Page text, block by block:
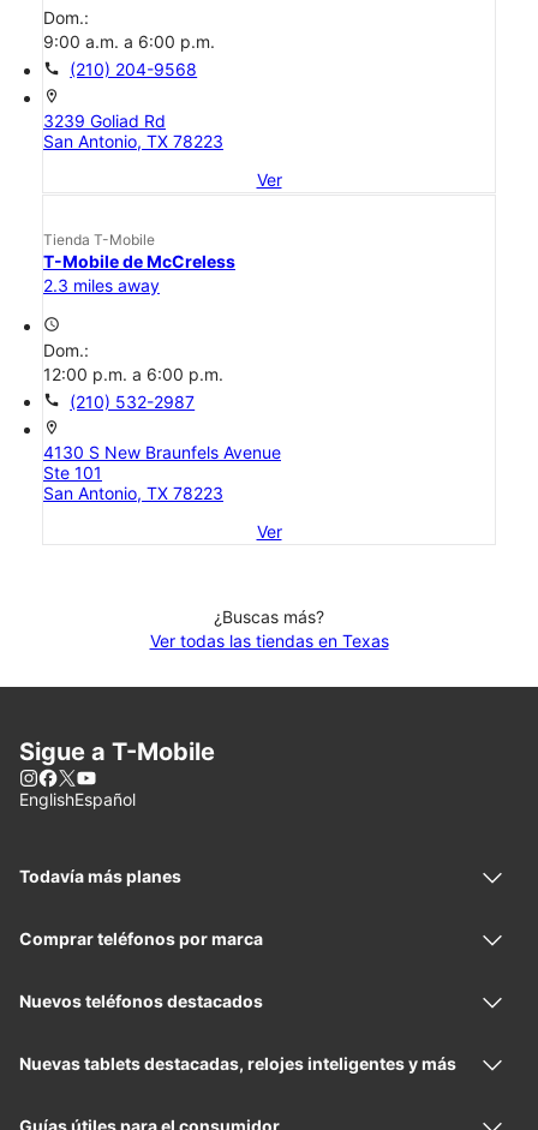
Dom.:
9:00 a.m. a 6:00 p.m.
call (210) 204-9568
location_on
3239 Goliad Rd
San Antonio, TX 78223
Ver
Tienda T-Mobile
T-Mobile de McCreless
2.3 miles away
access_time
Dom.:
12:00 p.m. a 6:00 p.m.
call (210) 532-2987
location_on
4130 S New Braunfels Avenue
Ste 101
San Antonio, TX 78223
Ver
¿Buscas más?
Ver todas las tiendas en Texas